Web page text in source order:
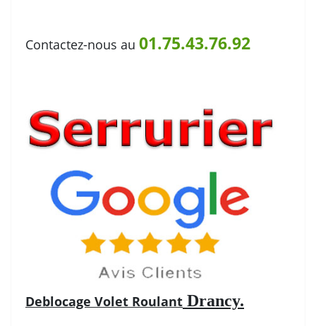
Contactez-nous au 01.75.43.76.92
Deblocage Volet Roulant Drancy.